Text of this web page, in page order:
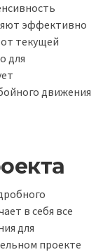
эффективно
текущей
для
движения
в себя все
для
проекте